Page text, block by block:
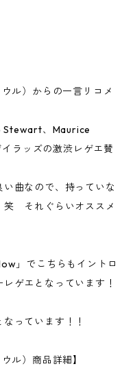
ル）からの一言リコメ
Stewart、Maurice
ラッズの激渋レゲエ賛
曲なので、持っていな
笑 それぐらいオススメ
」でこちらもイントロ
ゲエとなっています！
っています！！
ル）商品詳細】